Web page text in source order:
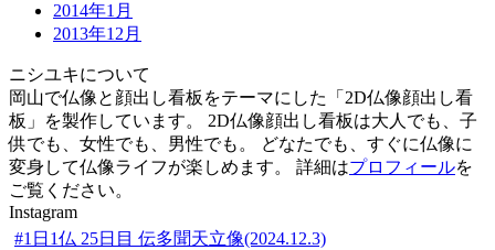
2014年1月
2013年12月
ニシユキについて
岡山で仏像と顔出し看板をテーマにした「2D仏像顔出し看
板」を製作しています。 2D仏像顔出し看板は大人でも、子
供でも、女性でも、男性でも。 どなたでも、すぐに仏像に
変身して仏像ライフが楽しめます。 詳細はプロフィールを
ご覧ください。
Instagram
#1日1仏 25日目 伝多聞天立像(2024.12.3)